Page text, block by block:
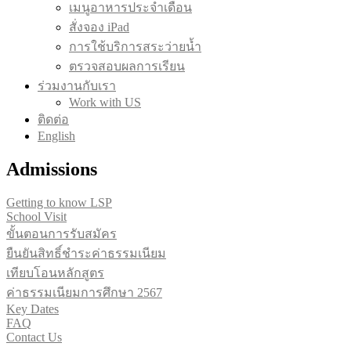
เมนูอาหารประจำเดือน
สั่งจอง iPad
การใช้บริการสระว่ายน้ำ
ตรวจสอบผลการเรียน
ร่วมงานกับเรา
Work with US
ติดต่อ
English
Admissions
Getting to know LSP
School Visit
ขั้นตอนการรับสมัคร
ยืนยันสิทธิ์ชำระค่าธรรมเนียม
เทียบโอนหลักสูตร
ค่าธรรมเนียมการศึกษา 2567
Key Dates
FAQ
Contact Us